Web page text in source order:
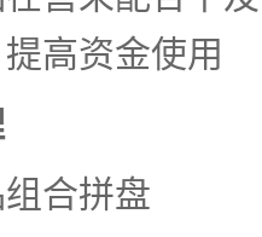
高资金使用
合拼盘